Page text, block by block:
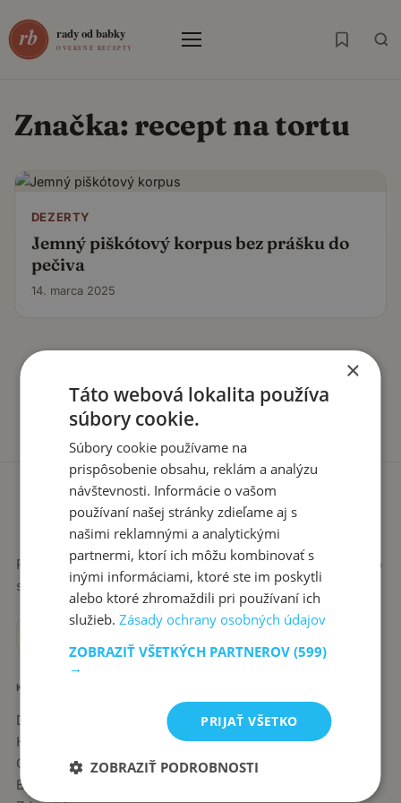
Menu
Značka: recept na tortu
DEZERTY
Jemný piškótový korpus bez prášku do
pečiva
14. marca 2025
Recepty píše babka Stanka. Jednoduché, poctivé jedlá zo
slovenskej kuchyne, ktoré sa vždy podaria.
KATEGÓRIE
Dezerty
Hlavné jedlá
Chuťovky
Babkine rady
×
Táto webová lokalita používa
súbory cookie.
Súbory cookie používame na
prispôsobenie obsahu, reklám a analýzu
návštevnosti. Informácie o vašom
používaní našej stránky zdieľame aj s
našimi reklamnými a analytickými
partnermi, ktorí ich môžu kombinovať s
inými informáciami, ktoré ste im poskytli
alebo ktoré zhromaždili pri používaní ich
služieb.Zásady ochrany osobných údajov
ZOBRAZIŤ VŠETKÝCH PARTNEROV(599)
→
PRIJAŤ VŠETKO
ZOBRAZIŤ PODROBNOSTI